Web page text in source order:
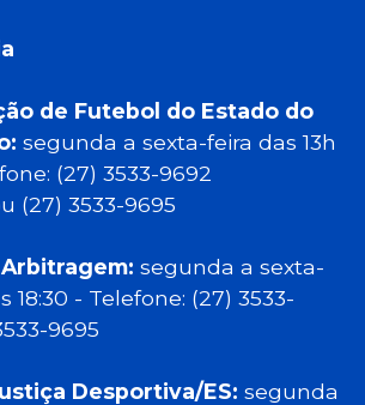
de Futebol do Estado do
segunda a sexta-feira das 13h
(27) 3533-9692
(27) 3533-9695
segunda a sexta-
18:30 - Telefone: (27) 3533-
9695
Desportiva/ES: segunda